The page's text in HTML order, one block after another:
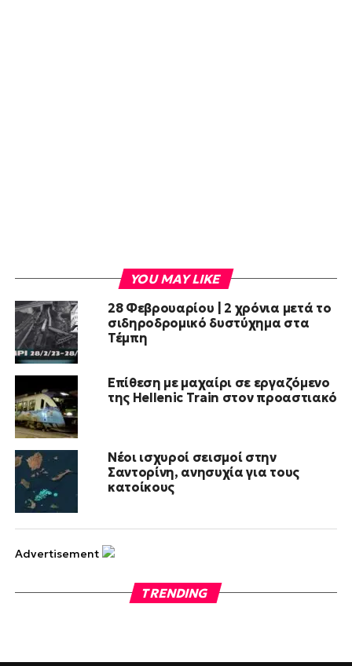
YOU MAY LIKE
28 Φεβρουαρίου | 2 χρόνια μετά το
σιδηροδρομικό δυστύχημα στα
Τέμπη
Επίθεση με μαχαίρι σε εργαζόμενο
της Hellenic Train στον προαστιακό
Νέοι ισχυροί σεισμοί στην
Σαντορίνη, ανησυχία για τους
κατοίκους
Advertisement
TRENDING